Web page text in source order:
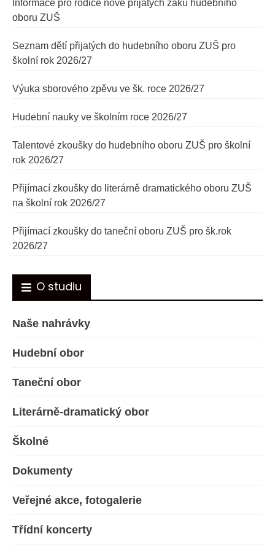
Informace pro rodiče nově přijatých žáků hudebního
oboru ZUŠ
Seznam dětí přijatých do hudebního oboru ZUŠ pro
školní rok 2026/27
Výuka sborového zpěvu ve šk. roce 2026/27
Hudební nauky ve školním roce 2026/27
Talentové zkoušky do hudebního oboru ZUŠ pro školní
rok 2026/27
Přijímací zkoušky do literárně dramatického oboru ZUŠ
na školní rok 2026/27
Přijímací zkoušky do taneční oboru ZUŠ pro šk.rok
2026/27
O studiu
Naše nahrávky
Hudební obor
Taneční obor
Literárně-dramatický obor
Školné
Dokumenty
Veřejné akce, fotogalerie
Třídní koncerty